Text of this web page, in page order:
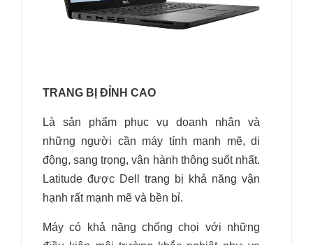
TRANG BỊ ĐỈNH CAO
Là sản phẩm phục vụ doanh nhân và
những người cần máy tính mạnh mẽ, di
động, sang trọng, vận hành thông suốt nhất.
Latitude được Dell trang bị khả năng vận
hạnh rất mạnh mẽ và bền bỉ.
Máy có khả năng chống chọi với những